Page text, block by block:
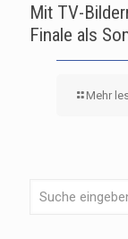
Mit TV-
Finale als
Mehr